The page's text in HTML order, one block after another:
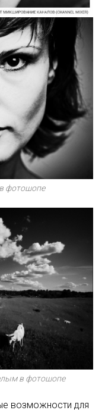
фотошопе
в фотошопе
возможности для